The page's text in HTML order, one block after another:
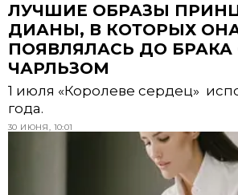
ЛУЧШИЕ ОБРАЗЫ
ДИАНЫ, В КОТОРЫХ
ПОЯВЛЯЛАСЬ ДО
ЧАРЛЬЗОМ
1 июля «Королеве сердец»
года.
30 ИЮНЯ, 10:01